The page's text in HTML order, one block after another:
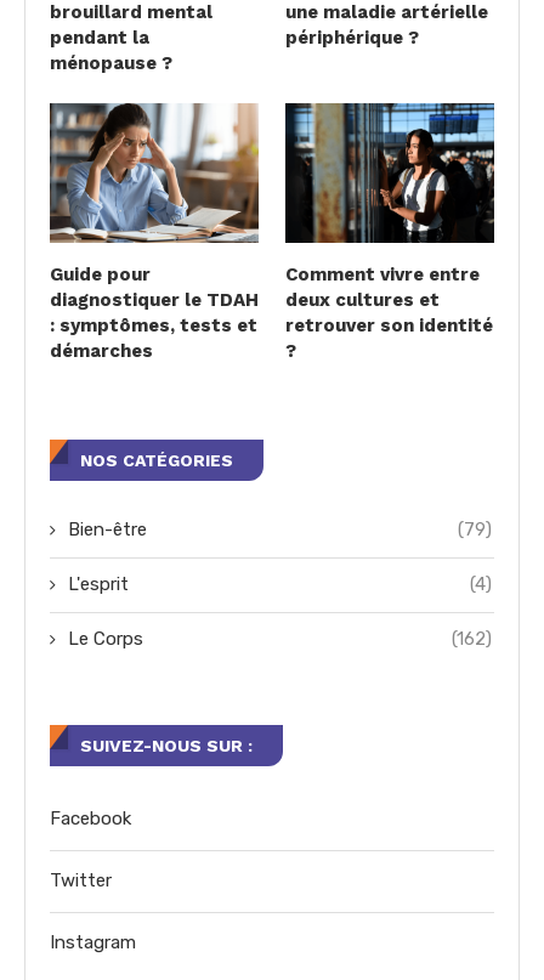
brouillard mental
pendant la
ménopause ?
une maladie artérielle
périphérique ?
Guide pour
diagnostiquer le TDAH
: symptômes, tests et
démarches
Comment vivre entre
deux cultures et
retrouver son identité
?
NOS CATÉGORIES
Bien-être (79)
L'esprit (4)
Le Corps (162)
SUIVEZ-NOUS SUR :
Facebook
Twitter
Instagram